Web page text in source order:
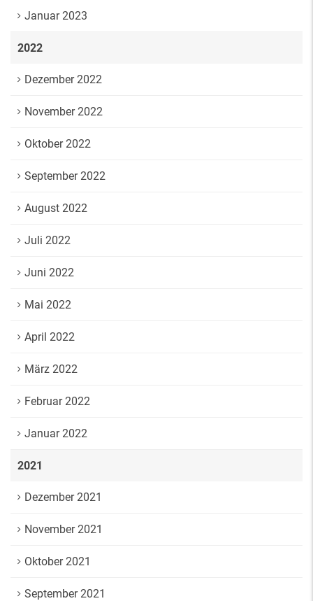
Januar 2023
2022
Dezember 2022
November 2022
Oktober 2022
September 2022
August 2022
Juli 2022
Juni 2022
Mai 2022
April 2022
März 2022
Februar 2022
Januar 2022
2021
Dezember 2021
November 2021
Oktober 2021
September 2021